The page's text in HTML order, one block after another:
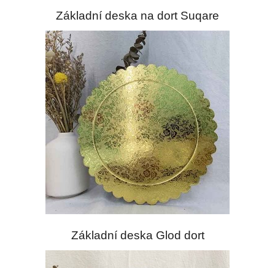
Základní deska na dort Suqare
Základní deska Glod dort